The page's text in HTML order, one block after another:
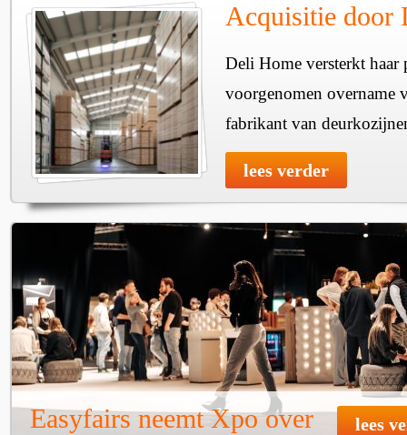
Acquisitie door
Deli Home versterkt haar
voorgenomen overname
fabrikant van
lees verder
Easyfairs neemt Xpo over lees